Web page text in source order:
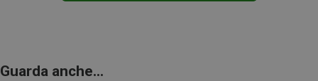
Guarda anche...